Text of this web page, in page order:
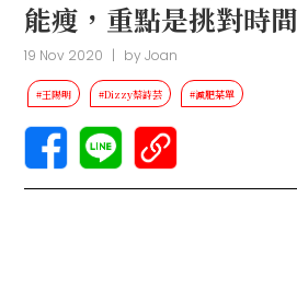
能瘦，重點是挑對時
19 Nov 2020 | byJoan
#王陽明 #Dizzy蔡詩芸 #減肥菜單